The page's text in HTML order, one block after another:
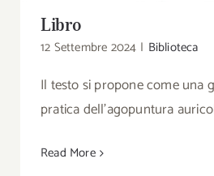
Libro
12 Settembre 2024 | Biblioteca
Il testo si propone come una
pratica dell'agopuntura
Read More